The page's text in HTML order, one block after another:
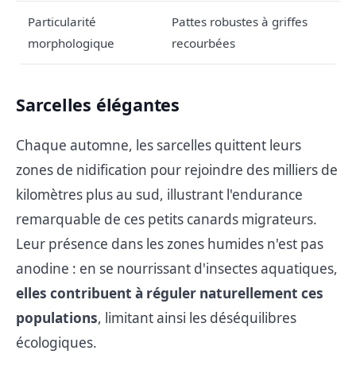
Particularité
morphologique
Pattes robustes à griffes
recourbées
Sarcelles élégantes
Chaque automne, les sarcelles quittent leurs
zones de nidification pour rejoindre des milliers de
kilomètres plus au sud, illustrant l'endurance
remarquable de ces petits canards migrateurs.
Leur présence dans les zones humides n'est pas
anodine : en se nourrissant d'insectes aquatiques,
elles contribuent à réguler naturellement ces
populations, limitant ainsi les déséquilibres
écologiques.